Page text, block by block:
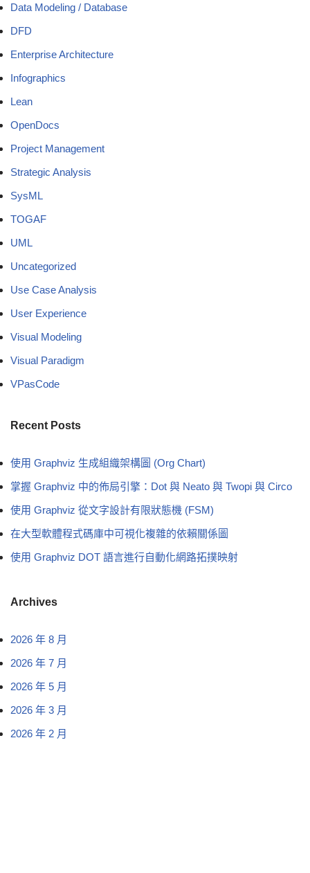
Data Modeling / Database
DFD
Enterprise Architecture
Infographics
Lean
OpenDocs
Project Management
Strategic Analysis
SysML
TOGAF
UML
Uncategorized
Use Case Analysis
User Experience
Visual Modeling
Visual Paradigm
VPasCode
Recent Posts
使用 Graphviz 生成組織架構圖 (Org Chart)
掌握 Graphviz 中的佈局引擎：Dot 與 Neato 與 Twopi 與 Circo
使用 Graphviz 從文字設計有限狀態機 (FSM)
在大型軟體程式碼庫中可視化複雜的依賴關係圖
使用 Graphviz DOT 語言進行自動化網路拓撲映射
Archives
2026 年 8 月
2026 年 7 月
2026 年 5 月
2026 年 3 月
2026 年 2 月